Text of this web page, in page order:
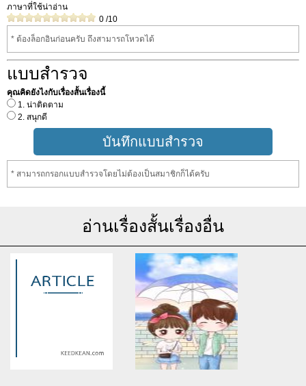
ภาษาที่ใช้น่าอ่าน
0 /10
* ต้องล็อกอินก่อนครับ ถึงสามารถโหวดได้
แบบสำรวจ
คุณคิดยังไงกับเรื่องสั้นเรื่องนี้
1. น่าติดตาม
2. สนุกดี
* สามารถกรอกแบบสำรวจโดยไม่ต้องเป็นสมาชิกก็ได้ครับ
อ่านเรื่องสั้นเรื่องอื่น